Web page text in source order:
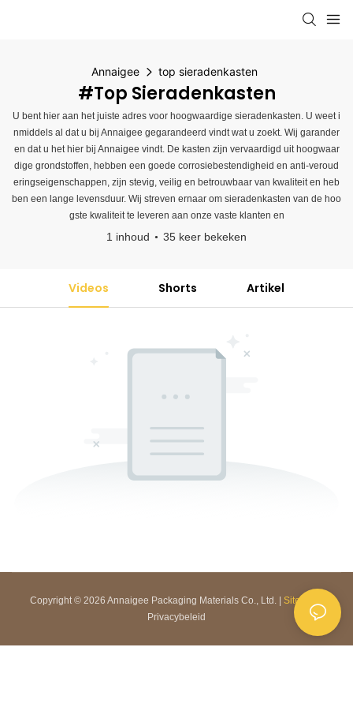
Annaigee top sieradenkasten
#top Sieradenkasten
U bent hier aan het juiste adres voor hoogwaardige sieradenkasten. U weet i
nmiddels al dat u bij Annaigee gegarandeerd vindt wat u zoekt. Wij garander
en dat u het hier bij Annaigee vindt. De kasten zijn vervaardigd uit hoogwaar
dige grondstoffen, hebben een goede corrosiebestendigheid en anti-veroud
eringseigenschappen, zijn stevig, veilig en betrouwbaar van kwaliteit en heb
ben een lange levensduur. Wij streven ernaar om sieradenkasten van de hoo
gste kwaliteit te leveren aan onze vaste klanten en
1 inhoud 35 keer bekeken
Videos Shorts Artikel
Copyright © 2026 Annaigee Packaging Materials Co., Ltd. | Sitemap
Privacybeleid